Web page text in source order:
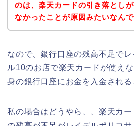
のは、楽天カードの引き落とし
なかったことが原因みたいなん
なので、銀行口座の残高不足で
ル10のお店で楽天カードが使え
身の銀行口座にお金を入金される
私の場合はどうやら、、楽天カ